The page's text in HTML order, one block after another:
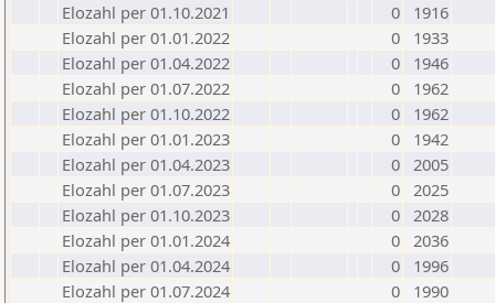
Elozahl per 01.10.2021
0
1916
Elozahl per 01.01.2022
0
1933
Elozahl per 01.04.2022
0
1946
Elozahl per 01.07.2022
0
1962
Elozahl per 01.10.2022
0
1962
Elozahl per 01.01.2023
0
1942
Elozahl per 01.04.2023
0 2005
Elozahl per 01.07.2023
0 2025
Elozahl per 01.10.2023
0 2028
Elozahl per 01.01.2024
0 2036
Elozahl per 01.04.2024
0
1996
Elozahl per 01.07.2024
0
1990